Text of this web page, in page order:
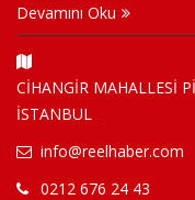
Devamını Oku
CİHANGİR MAHALLESİ
İSTANBUL
info@reelhaber.com
0212 676 24 43